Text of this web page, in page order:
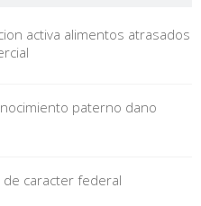
activa alimentos atrasados
paterno dano
caracter federal